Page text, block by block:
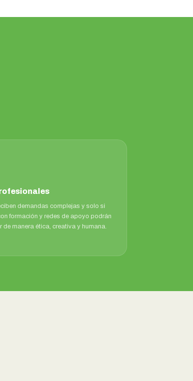
demandas complejas y solo si
formación y redes de apoyo podrán
de manera ética, creativa y humana.